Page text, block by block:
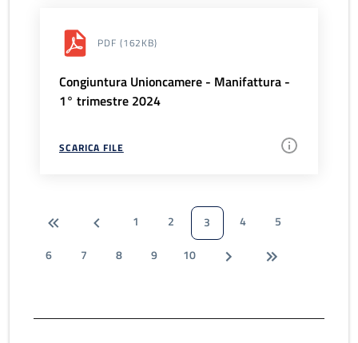
PDF (162KB)
Congiuntura Unioncamere - Manifattura -
1° trimestre 2024
SCARICA FILE
1 2 3 4
5
6
7 8 9 10